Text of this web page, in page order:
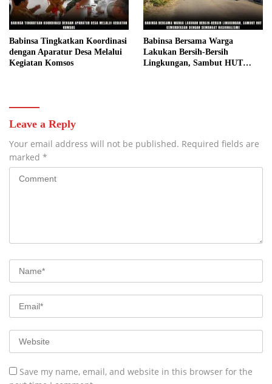
Babinsa Tingkatkan Koordinasi
dengan Aparatur Desa Melalui
Kegiatan Komsos
Babinsa Bersama Warga
Lakukan Bersih-Bersih
Lingkungan, Sambut HUT
Leave a Reply
Your email address will not be published. Required fields are
marked *
Save my name, email, and website in this browser for the